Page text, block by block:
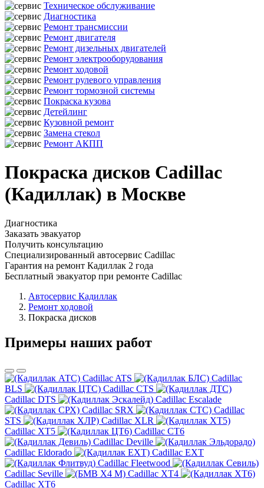
Техническое обслуживание
Диагностика
Ремонт трансмиссии
Ремонт двигателя
Ремонт дизельных двигателей
Ремонт электрооборудования
Ремонт ходовой
Ремонт рулевого управления
Ремонт тормозной системы
Покраска кузова
Детейлинг
Кузовной ремонт
Замена стекол
Ремонт АКПП
Покраска дисков Cadillac
(Кадиллак) в Москве
Диагностика
Заказать эвакуатор
Получить консультацию
Специализированный автосервис Cadillac
Гарантия на ремонт Кадиллак 2 года
Бесплатный эвакуатор при ремонте Cadillac
Автосервис Кадиллак
Ремонт ходовой
Покраска дисков
Примеры наших работ
Cadillac ATS
Cadillac
BLS
Cadillac CTS
Cadillac DTS
Cadillac Escalade
Cadillac SRX
Cadillac
STS
Cadillac XLR
Cadillac XT5
Cadillac CT6
Cadillac Deville
Cadillac Eldorado
Cadillac EXT
Cadillac Fleetwood
Cadillac Seville
Cadillac XT4
Cadillac XT6